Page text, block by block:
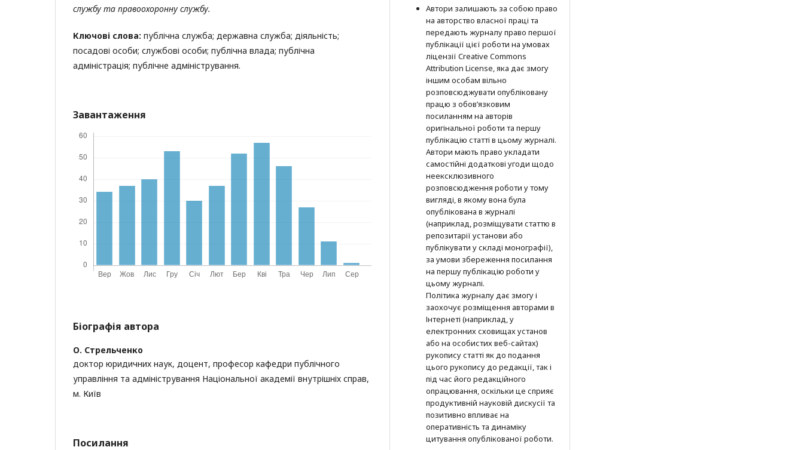
службу та правоохоронну службу.
Ключові слова: публічна служба; державна служба; діяльність;
посадові особи; службові особи; публічна влада; публічна
адміністрація; публічне адміністрування.
Завантаження
Біографія автора
О. Стрельченко
доктор юридичних наук, доцент, професор кафедри публічного
управління та адміністрування Національної академії внутрішніх справ,
м. Київ
Посилання
Автори залишають за собою право
на авторство власної праці та
передають журналу право першої
публікації цієї роботи на умовах
ліцензії Creative Commons
Attribution License, яка дає змогу
іншим особам вільно
розповсюджувати опубліковану
працю з обов’язковим
посиланням на авторів
оригінальної роботи та першу
публікацію статті в цьому журналі.
Автори мають право укладати
самостійні додаткові угоди щодо
неексклюзивного
розповсюдження роботи у тому
вигляді, в якому вона була
опублікована в журналі
(наприклад, розміщувати статтю в
репозитарії установи або
публікувати у складі монографії),
за умови збереження посилання
на першу публікацію роботи у
цьому журналі.
Політика журналу дає змогу і
заохочує розміщення авторами в
Інтернеті (наприклад, у
електронних сховищах установ
або на особистих веб-сайтах)
рукопису статті як до подання
цього рукопису до редакції, так і
під час його редакційного
опрацювання, оскільки це сприяє
продуктивній науковій дискусії та
позитивно впливає на
оперативність та динаміку
цитування опублікованої роботи.